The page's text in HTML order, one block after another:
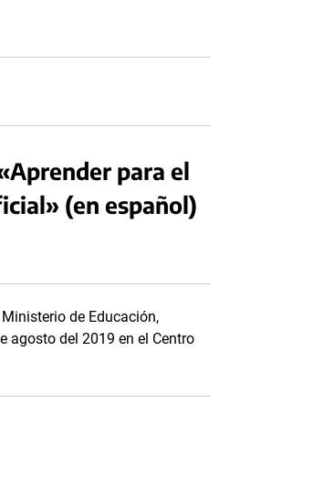
para el
(en español)
de Educación,
agosto del 2019 en el Centro